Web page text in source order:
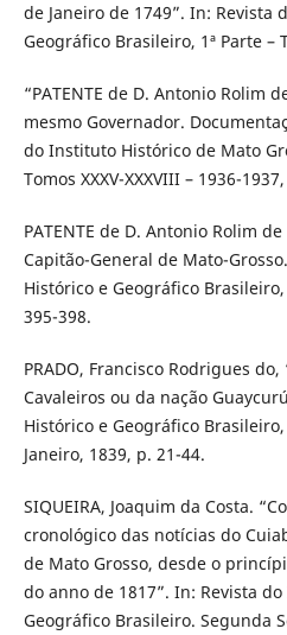
de Janeiro de 1749”. In: Revista
Geográfico Brasileiro, 1ª Parte –
“PATENTE de D. Antonio Rolim
mesmo Governador.
do Instituto Histórico de Mato
Tomos XXXV-XXXVIII – 1936-
PATENTE de D. Antonio Rolim
Capitão-General de Mato-
Histórico e Geográfico Brasileiro,
395-398.
PRADO, Francisco Rodrigues
Cavaleiros ou da nação
Histórico e Geográfico
Janeiro, 1839, p. 21-44.
SIQUEIRA, Joaquim da Costa.
cronológico das notícias do
de Mato Grosso, desde o
do anno de 1817”. In: Revista
Geográfico Brasileiro. Segunda